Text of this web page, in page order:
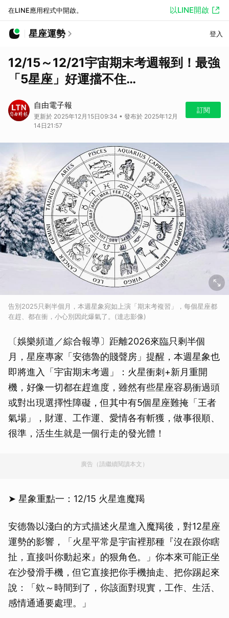
在LINE應用程式中開啟。 以LINE開啟
星座運勢 登入
12/15～12/21宇宙期末考週報到！最強
「5星座」好運擋不住…
自由電子報
更新於 2025年12月15日09:34 • 發布於 2025年12月
14日21:57
訂閱
告別2025只剩半個月，本週星象宛如上演「期末考複習」，每個星座都
在趕、都在衝，小心別因此爆氣了。(達志影像)
〔娛樂頻道／綜合報導〕距離2026來臨只剩半個
月，星座專家「安德魯的賤聲房」提醒，本週星象也
即將進入「宇宙期末考週」：火星衝刺+新月重開
機，好像一切都在趕進度，雖然有些星座容易衝過頭
或對出現選擇性障礙，但其中有5個星座難掩「王者
氣場」，財運、工作運、愛情各有斬獲，做事很順、
很準，活生生就是一個行走的發光體！
廣告（請繼續閱讀本文）
➤ 星象重點一：12/15 火星進魔羯
安德魯以淺白的方式描述火星進入魔羯後，對12星座
運勢的影響，「火星平常是宇宙裡那種『沒在跟你瞎
扯，直接叫你動起來』的狠角色。」你本來可能正坐
在沙發滑手機，但它直接把你手機抽走、把你踢起來
說：「欸～時間到了，你該面對現實，工作、生活、
感情通通要處理。」